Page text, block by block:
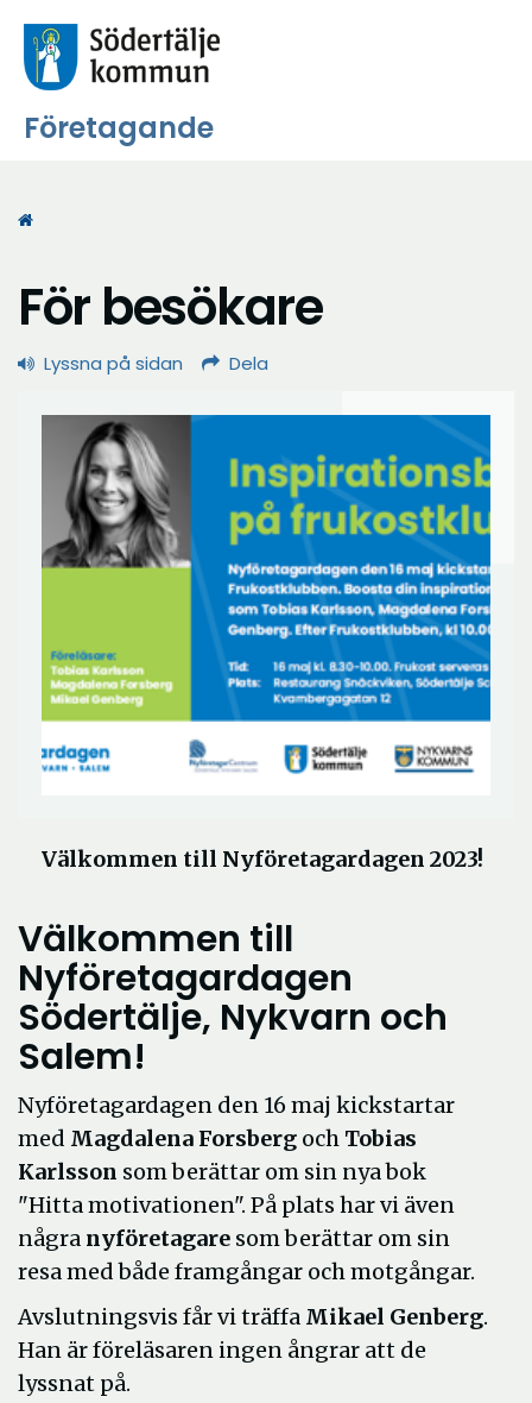
Företagande
Start
För besökare
Lyssna på sidan Dela
Välkommen till Nyföretagardagen 2023!
Välkommen till
Nyföretagardagen
Södertälje, Nykvarn och
Salem!
Nyföretagardagen den 16 maj kickstartar
med Magdalena Forsberg och Tobias
Karlsson som berättar om sin nya bok
"Hitta motivationen". På plats har vi även
några nyföretagare som berättar om sin
resa med både framgångar och motgångar.
Avslutningsvis får vi träffa Mikael Genberg.
Han är föreläsaren ingen ångrar att de
lyssnat på.